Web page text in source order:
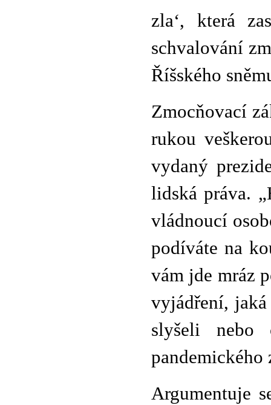
zla‘, která
schvalování
Říšského
Zmocňovací
rukou
vydaný
lidská práva.
vládnoucí
podíváte na
vám jde mráz
vyjádření,
slyšeli
pandemického
Argumentuje